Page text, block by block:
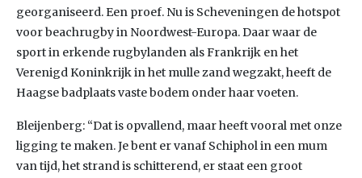
georganiseerd. Een proef. Nu is Scheveningen de hotspot
voor beachrugby in Noordwest-Europa. Daar waar de
sport in erkende rugbylanden als Frankrijk en het
Verenigd Koninkrijk in het mulle zand wegzakt, heeft de
Haagse badplaats vaste bodem onder haar voeten.
Bleijenberg: “Dat is opvallend, maar heeft vooral met onze
ligging te maken. Je bent er vanaf Schiphol in een mum
van tijd, het strand is schitterend, er staat een groot